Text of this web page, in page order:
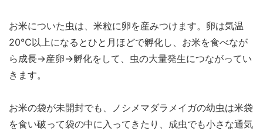
お米についた虫は、米粒に卵を産みつけます。卵は気温
20℃以上になるとひと月ほどで孵化し、お米を食べなが
ら成長→産卵→孵化をして、虫の大量発生につながってい
きます。
お米の袋が未開封でも、ノシメマダラメイガの幼虫は米袋
を食い破って袋の中に入ってきたり、成虫でも小さな通気